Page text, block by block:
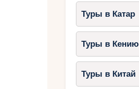
Туры в Катар
Туры в Кению
Туры в Китай